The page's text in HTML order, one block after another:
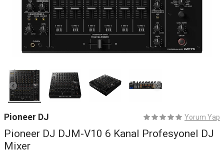
Pioneer DJ Yorum Yap
Pioneer DJ DJM-V10 6 Kanal Profesyonel DJ
Mixer